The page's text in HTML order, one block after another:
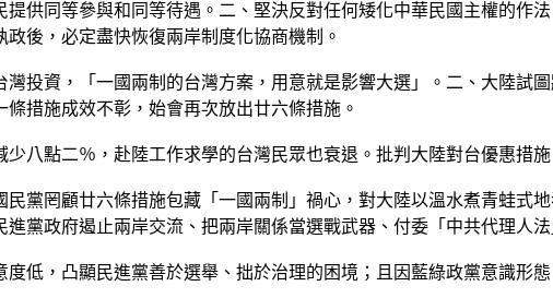
供同等參與和同等待遇。二、堅決反對任何矮化中華民國主權的作
後，必定盡快恢復兩岸制度化協商機制。
投資，「一國兩制的台灣方案，用意就是影響大選」。二、大陸試
措施成效不彰，始會再次放出廿六條措施。
八點二％，赴陸工作求學的台灣民眾也衰退。批判大陸對台優惠措
黨罔顧廿六條措施包藏「一國兩制」禍心，對大陸以溫水煮青蛙式
黨政府遏止兩岸交流、把兩岸關係當選戰武器、付委「中共代理人法
度低，凸顯民進黨善於選舉、拙於治理的困境；且因藍綠政黨意識形